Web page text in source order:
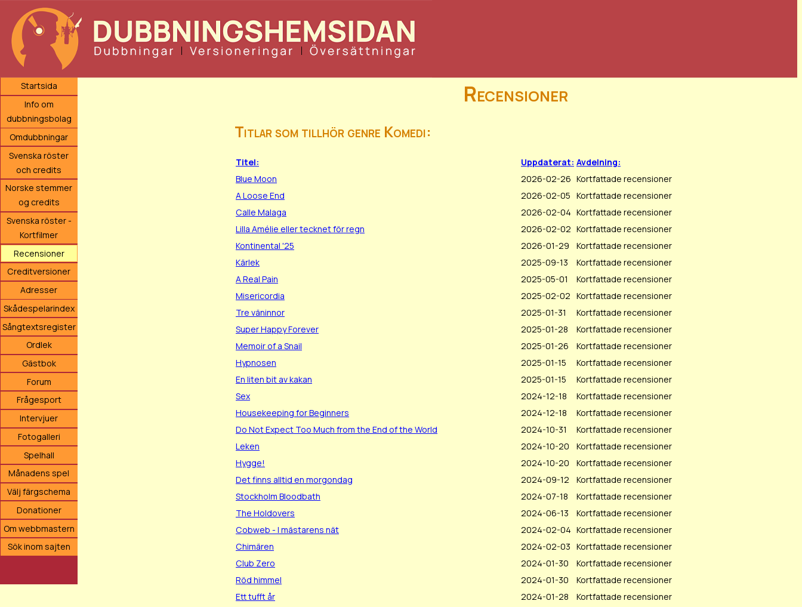
Startsida
Info om
dubbningsbolag
Omdubbningar
Svenska röster
och credits
Norske stemmer
og credits
Svenska röster -
Kortfilmer
Recensioner
Creditversioner
Adresser
Skådespelarindex
Sångtextsregister
Ordlek
Gästbok
Forum
Frågesport
Intervjuer
Fotogalleri
Spelhall
Månadens spel
Välj färgschema
Donationer
Om webbmastern
Sök inom sajten
Recensioner
Titlar som tillhör genre Komedi:
Titel: Uppdaterat: Avdelning:
Blue Moon
2026-02-26 Kortfattade recensioner
A Loose End
2026-02-05 Kortfattade recensioner
Calle Malaga
2026-02-04 Kortfattade recensioner
Lilla Amélie eller tecknet för regn
2026-02-02 Kortfattade recensioner
Kontinental '25
2026-01-29
Kortfattade recensioner
Kärlek
2025-09-13
Kortfattade recensioner
A Real Pain
2025-05-01
Kortfattade recensioner
Misericordia
2025-02-02 Kortfattade recensioner
Tre väninnor
2025-01-31
Kortfattade recensioner
Super Happy Forever
2025-01-28
Kortfattade recensioner
Memoir of a Snail
2025-01-26
Kortfattade recensioner
Hypnosen
2025-01-15
Kortfattade recensioner
En liten bit av kakan
2025-01-15
Kortfattade recensioner
Sex
2024-12-18
Kortfattade recensioner
Housekeeping for Beginners
2024-12-18
Kortfattade recensioner
Do Not Expect Too Much from the End of the World
2024-10-31
Kortfattade recensioner
Leken
2024-10-20
Kortfattade recensioner
Hygge!
2024-10-20
Kortfattade recensioner
Det finns alltid en morgondag
2024-09-12
Kortfattade recensioner
Stockholm Bloodbath
2024-07-18
Kortfattade recensioner
The Holdovers
2024-06-13
Kortfattade recensioner
Cobweb - I mästarens nät
2024-02-04 Kortfattade recensioner
Chimären
2024-02-03 Kortfattade recensioner
Club Zero
2024-01-30
Kortfattade recensioner
Röd himmel
2024-01-30
Kortfattade recensioner
Ett tufft år
2024-01-28
Kortfattade recensioner